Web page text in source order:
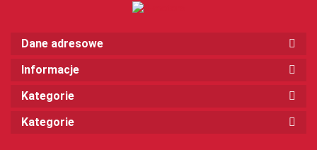
Dane adresowe
Informacje
Kategorie
Kategorie